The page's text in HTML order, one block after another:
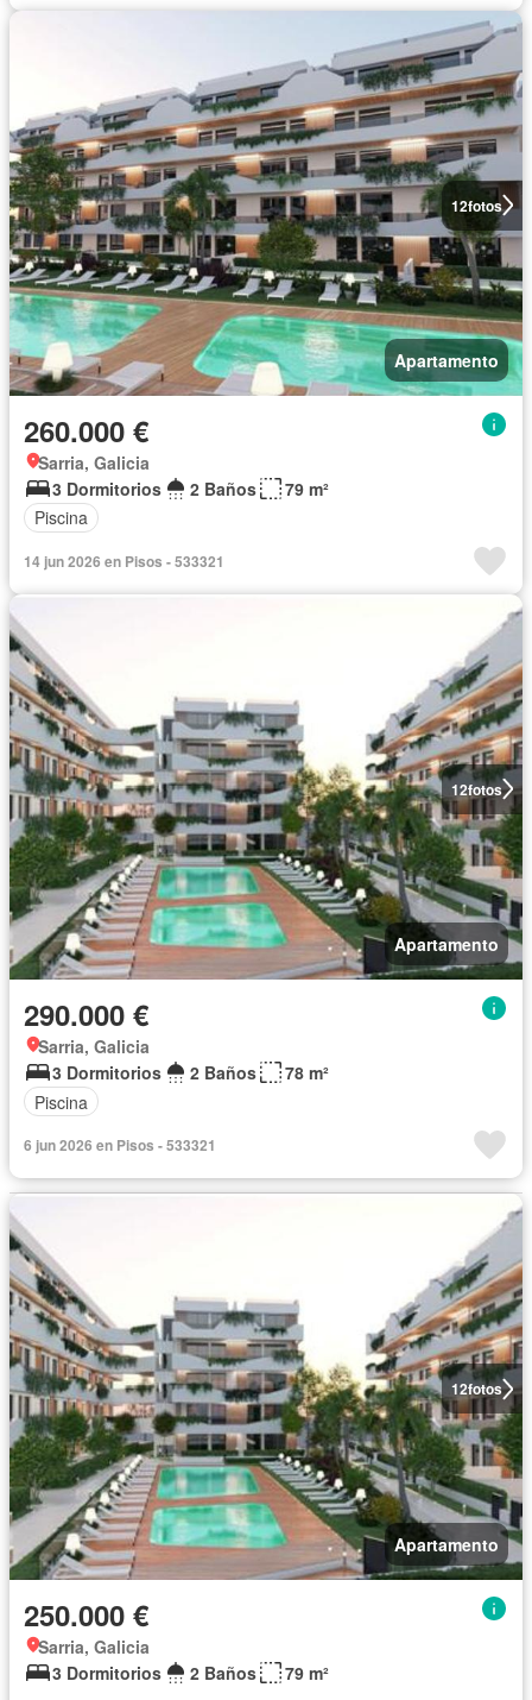
12fotos
Apartamento
260.000 €
Sarria, Galicia
3 Dormitorios
2 Baños
79 m²
Piscina
14 jun 2026 en Pisos - 533321
12fotos
Apartamento
290.000 €
Sarria, Galicia
3 Dormitorios
2 Baños
78 m²
Piscina
6 jun 2026 en Pisos - 533321
12fotos
Apartamento
250.000 €
Sarria, Galicia
3 Dormitorios
2 Baños 79 m²